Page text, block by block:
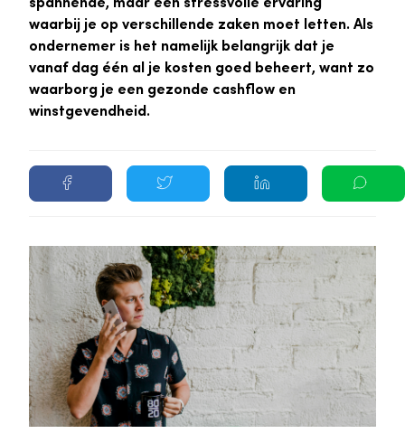
waarbij je op verschillende zaken moet letten. Als
ondernemer is het namelijk belangrijk dat je
vanaf dag één al je kosten goed beheert, want zo
waarborg je een gezonde cashflow en
winstgevendheid.